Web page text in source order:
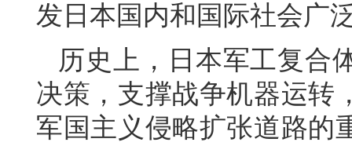
发日本国内和国际社会广
历史上，日本军工复合
决策，支撑战争机器运转
军国主义侵略扩张道路的